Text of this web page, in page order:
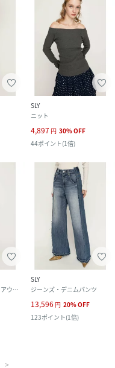
SLY
ニット
4,897 円 30%OFF
44ポイント(1倍)
その他のジャケット・アウター
SLY
ジーンズ・デニムパンツ
13,596 円 20%OFF
123ポイント(1倍)